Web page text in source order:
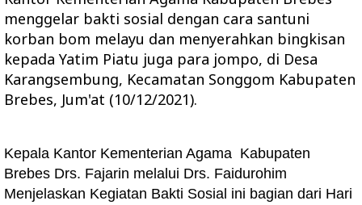
menggelar bakti sosial dengan cara santuni
korban bom melayu dan menyerahkan bingkisan
kepada Yatim Piatu juga para jompo, di Desa
Karangsembung, Kecamatan Songgom Kabupaten
Brebes, Jum'at (10/12/2021).
Kepala Kantor Kementerian Agama Kabupaten
Brebes Drs. Fajarin melalui Drs. Faidurohim
Menjelaskan Kegiatan Bakti Sosial ini bagian dari Hari